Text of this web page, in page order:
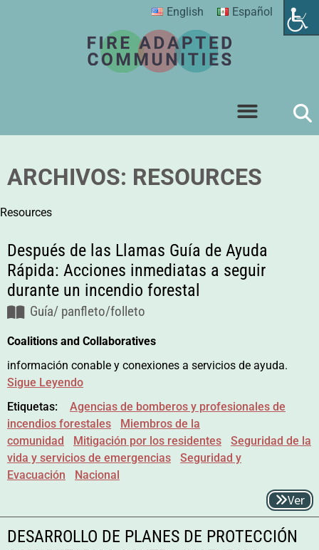
English Español
ARCHIVOS: RESOURCES
Resources
Después de las Llamas Guía de Ayuda
Rápida: Acciones inmediatas a seguir
durante un incendio forestal
Guía/ panfleto/folleto
Coalitions and Collaboratives
información conable y conexiones a servicios de ayuda.
Sigue Leyendo
Etiquetas:
Agencias de bomberos y profesionales de
incendios forestales
Miembros de la
comunidad
Mitigación por los residentes
Seguridad de la
vida y servicios de emergencias
Seguridad y
Evacuación
Nacional
Ver
DESARROLLO DE PLANES DE PROTECCIÓN